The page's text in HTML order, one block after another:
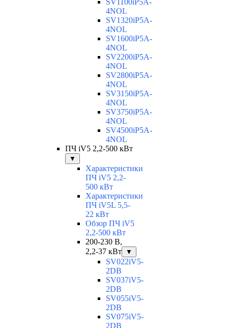
SV1100iP5A-
4NOL
SV1320iP5A-
4NOL
SV1600iP5A-
4NOL
SV2200iP5A-
4NOL
SV2800iP5A-
4NOL
SV3150iP5A-
4NOL
SV3750iP5A-
4NOL
SV4500iP5A-
4NOL
ПЧ iV5 2,2-500 кВт
▼
Характеристики
ПЧ iV5 2,2-
500 кВт
Характеристики
ПЧ iV5L 5,5-
22 кВт
Обзор ПЧ iV5
2,2-500 кВт
200-230 В,
2,2-37 кВт
▼
SV022iV5-
2DB
SV037iV5-
2DB
SV055iV5-
2DB
SV075iV5-
2DB